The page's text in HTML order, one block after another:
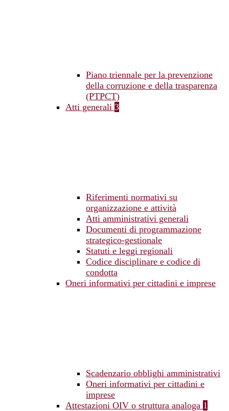
Piano triennale per la prevenzione
della corruzione e della trasparenza
(PTPCT)
Atti generali 3
Riferimenti normativi su
organizzazione e attività
Atti amministrativi generali
Documenti di programmazione
strategico-gestionale
Statuti e leggi regionali
Codice disciplinare e codice di
condotta
Oneri informativi per cittadini e imprese
Scadenzario obblighi amministrativi
Oneri informativi per cittadini e
imprese
Attestazioni OIV o struttura analoga 1